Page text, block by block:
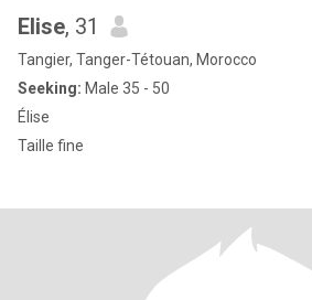
Elise, 31
Tangier, Tanger-Tétouan, Morocco
Seeking: Male 35 - 50
Élise
Taille fine